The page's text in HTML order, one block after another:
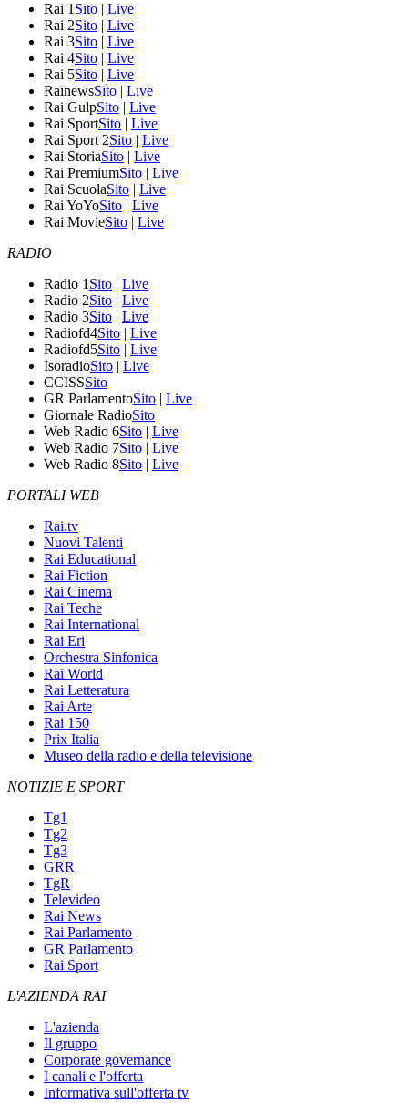
Rai 1 Sito | Live
Rai 2Sito | Live
Rai 3Sito | Live
Rai 4Sito | Live
Rai 5Sito | Live
RainewsSito | Live
Rai GulpSito | Live
Rai SportSito | Live
Rai Sport 2Sito | Live
Rai StoriaSito | Live
Rai PremiumSito | Live
Rai ScuolaSito | Live
Rai YoYoSito | Live
Rai MovieSito | Live
RADIO
Radio 1 Sito | Live
Radio 2Sito | Live
Radio 3Sito | Live
Radiofd4Sito | Live
Radiofd5Sito | Live
IsoradioSito | Live
CCISSSito
GR ParlamentoSito | Live
Giornale RadioSito
Web Radio 6Sito | Live
Web Radio 7Sito | Live
Web Radio 8Sito | Live
PORTALI WEB
Rai.tv
Nuovi Talenti
Rai Educational
Rai Fiction
Rai Cinema
Rai Teche
Rai International
Rai Eri
Orchestra Sinfonica
Rai World
Rai Letteratura
Rai Arte
Rai 150
Prix Italia
Museo della radio e della televisione
NOTIZIE E SPORT
Tg1
Tg2
Tg3
GRR
TgR
Televideo
Rai News
Rai Parlamento
GR Parlamento
Rai Sport
L'AZIENDA RAI
L'azienda
Il gruppo
Corporate governance
I canali e l'offerta
Informativa sull'offerta tv